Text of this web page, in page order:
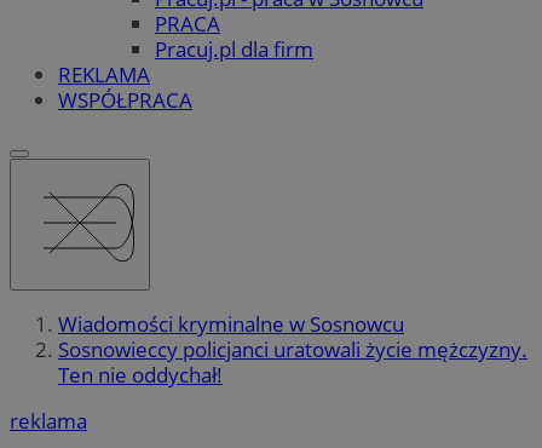
PRACA
Pracuj.pl dla firm
REKLAMA
WSPÓŁPRACA
Wiadomości kryminalne w Sosnowcu
Sosnowieccy policjanci uratowali życie mężczyzny.
Ten nie oddychał!
reklama